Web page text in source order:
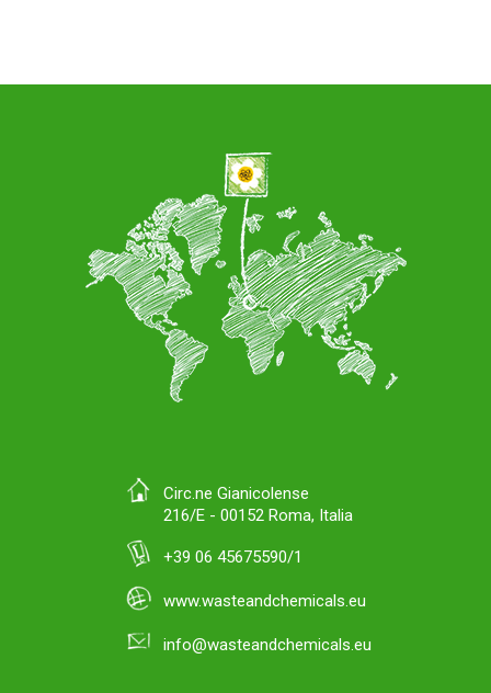
Circ.ne Gianicolense
216/E - 00152 Roma, Italia
+39 06 45675590/1
www.wasteandchemicals.eu
info@wasteandchemicals.eu